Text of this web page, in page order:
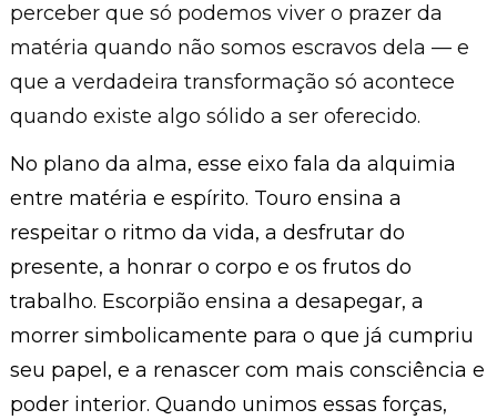
perceber que só podemos viver o prazer da
matéria quando não somos escravos dela — e
que a verdadeira transformação só acontece
quando existe algo sólido a ser oferecido.
No plano da alma, esse eixo fala da alquimia
entre matéria e espírito. Touro ensina a
respeitar o ritmo da vida, a desfrutar do
presente, a honrar o corpo e os frutos do
trabalho. Escorpião ensina a desapegar, a
morrer simbolicamente para o que já cumpriu
seu papel, e a renascer com mais consciência e
poder interior. Quando unimos essas forças,